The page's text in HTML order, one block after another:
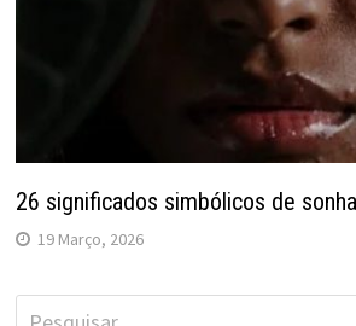
26 significados simbólicos de
19 Março, 2026
Pesquisar